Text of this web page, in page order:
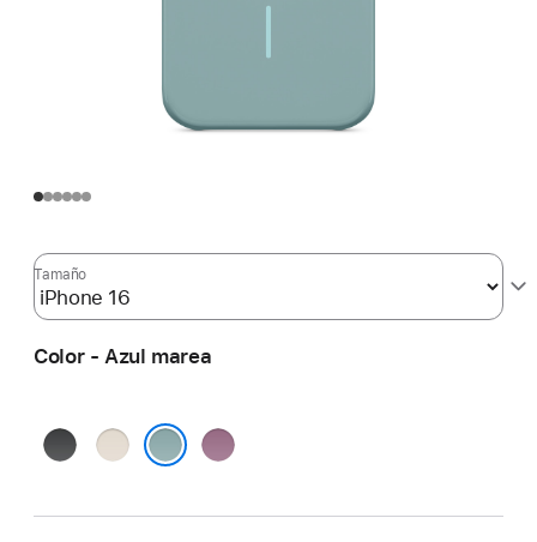
Tamaño
Color - Azul marea
NegroPiedra
Atardecer